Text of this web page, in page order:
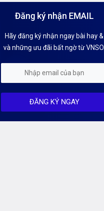
Hướng dẫn Tên miền
Kiến thức AI
Mỗi tuần 01 Server
Server Dedicated (Máy chủ riêng)
Đăng ký nhận EMAIL
Hãy đăng ký nhận ngay bài hay &
và những ưu đãi bất ngờ từ VNSO.
ĐĂNG KÝ NGAY